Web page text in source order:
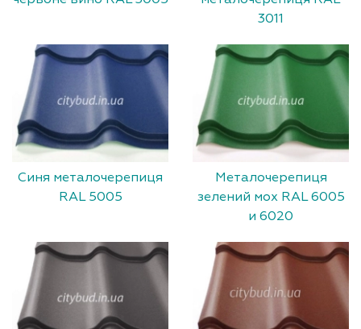
3011
Синя металочерепиця
RAL 5005
Металочерепиця
зелений мох RAL 6005
и 6020